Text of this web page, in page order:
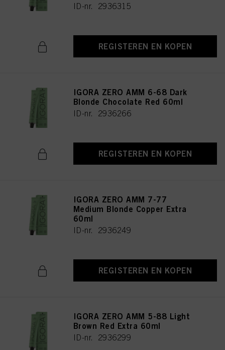
ID-nr. 2936315
REGISTEREN EN KOPEN
IGORA ZERO AMM 6-68 Dark
Blonde Chocolate Red 60ml
ID-nr. 2936266
REGISTEREN EN KOPEN
IGORA ZERO AMM 7-77
Medium Blonde Copper Extra
60ml
ID-nr. 2936249
REGISTEREN EN KOPEN
IGORA ZERO AMM 5-88 Light
Brown Red Extra 60ml
ID-nr. 2936299